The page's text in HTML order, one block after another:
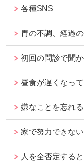
各種SNS
胃の不調、経過
初回の問診で聞
昼食が遅くなっ
嫌なことを忘れ
家で努力できな
人を全否定する